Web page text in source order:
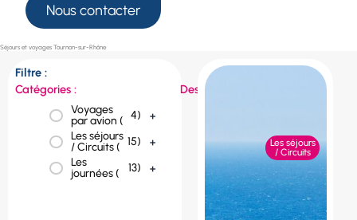
Nous contacter
Séjours et voyages Tournon-sur-Rhône
Filtre :
Catégories :
Voyages
par avion ( 4)
+
Les séjours
/ Circuits ( 15)
+
Les
journées (
13) +
Destinations :
Portugal (1) +
Pologne (1) +
Norvège (1 )
+
Italie (2) +
Les séjours
/ Circuits